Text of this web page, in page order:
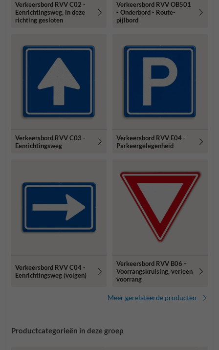
Verkeersbord RVV C02 -
Eenrichtingsweg, in deze
richting gesloten
Verkeersbord RVV OB501
- Onderbord - Route-
pijlbord
Verkeersbord RVV C03 -
Eenrichtingsweg
Verkeersbord RVV E04 -
Parkeergelegenheid
Verkeersbord RVV C04 -
Eenrichtingsweg (volgen)
Verkeersbord RVV B06 -
Voorrangskruising, verleen
voorrang
Meer gerelateerde producten
Productcategorieën in deze groep